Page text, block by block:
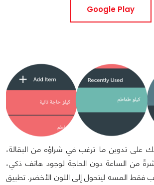
Google Play
على تدوين ما ترغب في شراؤه من البقالة،
من الساعة دون الحاجة لوجود هاتف ذكي،
فقط المسه ليتحول إلى اللون الأخضر. تطبيق